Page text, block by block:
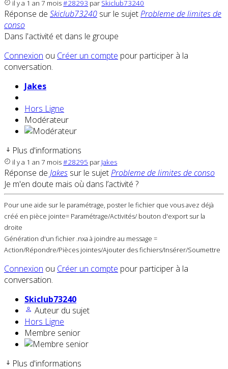
il y a 1 an 7 mois#28293 par Skiclub73240
Réponse de Skiclub73240 sur le sujetProbleme de limites de
conso
Dans l'activité et dans le groupe
Connexion ou Créer un compte pour participer à la
conversation.
Jakes
Hors Ligne
Modérateur
Plus d'informations
il y a 1 an 7 mois#28295 par Jakes
Réponse de Jakes sur le sujetProbleme de limites de conso
Je m'en doute mais où dans l’activité ?
Pour une aide sur le paramétrage, poster le fichier que vous avez déjà
créé en pièce jointe= Paramétrage/Activités/ bouton d'export sur la
droite
Génération d'un fichier .nxa à joindre au message =
Action/Répondre/Pièces jointes/Ajouter des fichiers/Insérer/Soumettre
Connexion ou Créer un compte pour participer à la
conversation.
Skiclub73240
Auteur du sujet
Hors Ligne
Membre senior
Plus d'informations